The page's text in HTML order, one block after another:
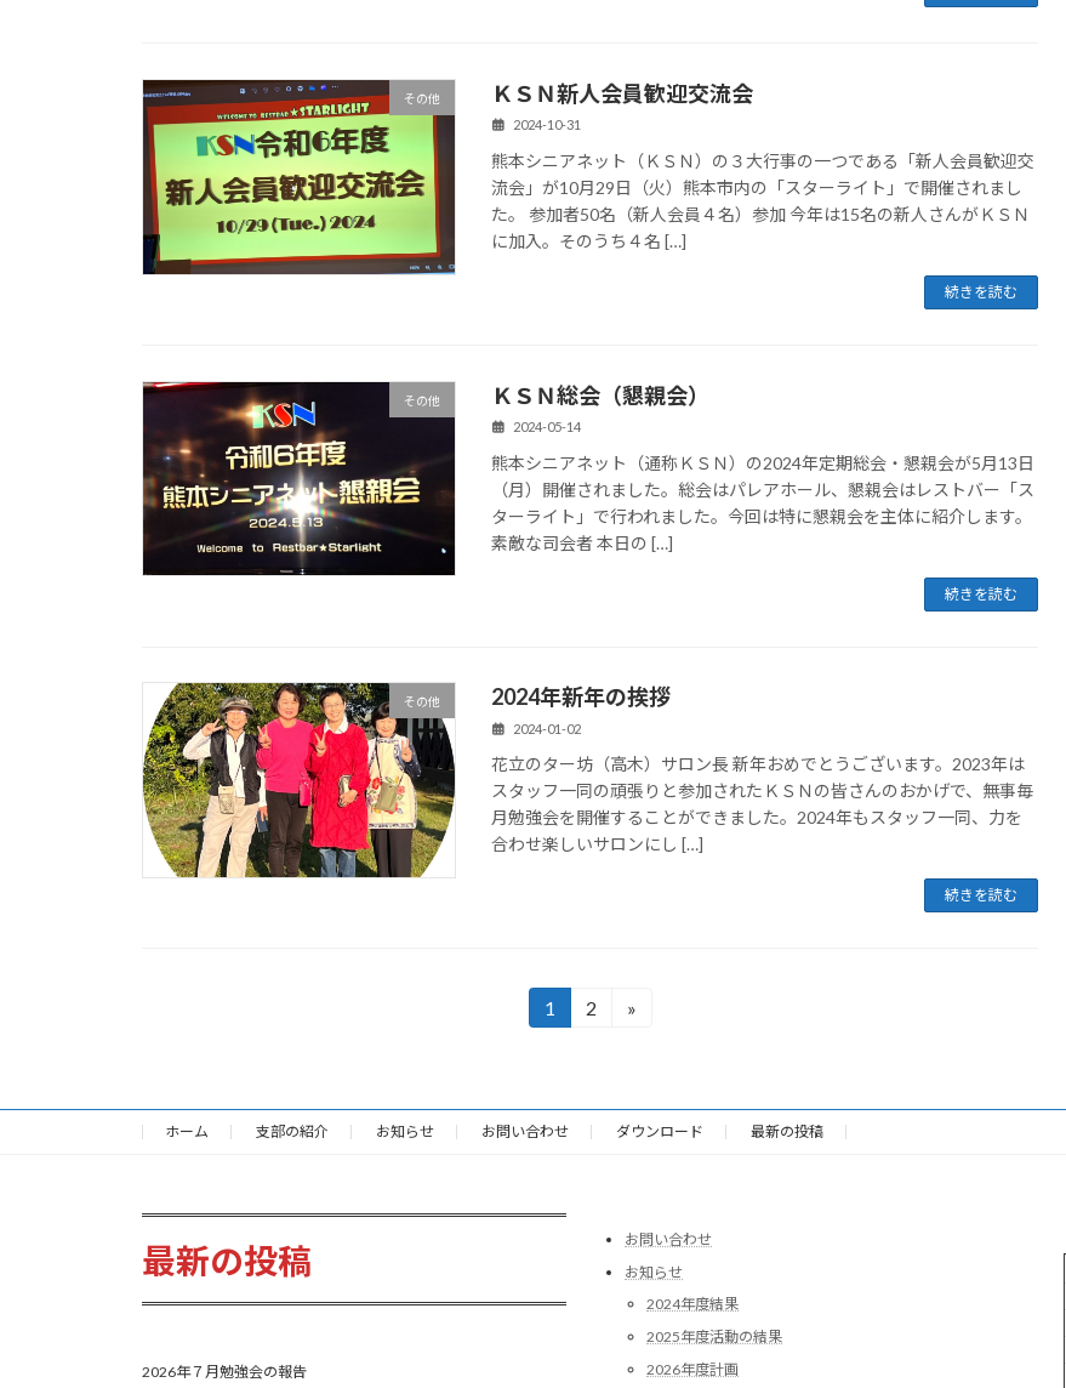
その他 ＫＳＮ新人会員歓迎交流会
2024-10-31
熊本シニアネット（ＫＳＮ）の３大行事の一つである「新人会員歓迎交
流会」が10月29日（火）熊本市内の「スターライト」で開催されまし
た。 参加者50名（新人会員４名）参加 今年は15名の新人さんがＫＳＮ
に加入。そのうち４名 […]
続きを読む
その他 ＫＳＮ総会（懇親会）
2024-05-14
熊本シニアネット（通称ＫＳＮ）の2024年定期総会・懇親会が5月13日
（月）開催されました。総会はパレアホール、懇親会はレストバー「ス
ターライト」で行われました。今回は特に懇親会を主体に紹介します。
素敵な司会者 本日の […]
続きを読む
その他 2024年新年の挨拶
2024-01-02
花立のター坊（高木）サロン長 新年おめでとうございます。2023年は
スタッフ一同の頑張りと参加されたＫＳＮの皆さんのおかげで、無事毎
月勉強会を開催することができました。2024年もスタッフ一同、力を
合わせ楽しいサロンにし […]
続きを読む
の
ペ
ジ
送
固
ジ
1
固
ジ
2 »
ホーム 支部の紹介 お知らせ お問い合わせ ダウンロード 最新の投稿
最新の投稿
2026年７月勉強会の報告
お問い合わせ
お知らせ
2024年度結果
2025年度活動の結果
2026年度計画